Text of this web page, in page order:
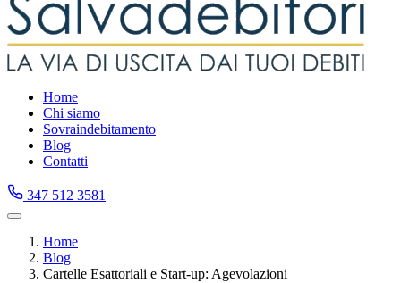
Home
Chi siamo
Sovraindebitamento
Blog
Contatti
347 512 3581
Home
Blog
Cartelle Esattoriali e Start-up: Agevolazioni